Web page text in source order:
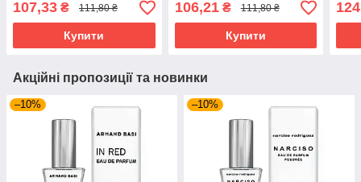
107,33 ₴ 111,80 ₴
Купити
106,21₴ 111,80 ₴
Купити
Акційні пропозиції та новинки
–10% –10%